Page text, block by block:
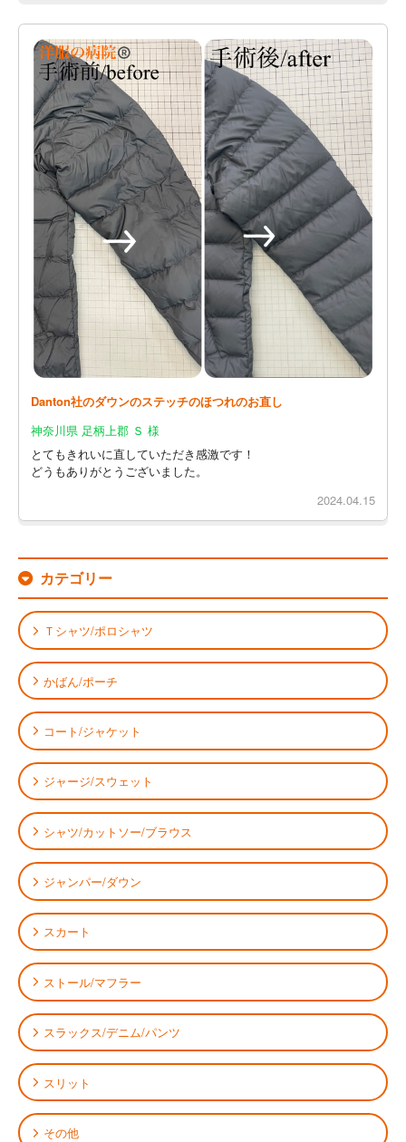
Danton社のダウンのステッチのほつれのお直し
神奈川県 足柄上郡 Ｓ 様
とてもきれいに直していただき感激です！
どうもありがとうございました。
2024.04.15
カテゴリー
Ｔシャツ/ポロシャツ
かばん/ポーチ
コート/ジャケット
ジャージ/スウェット
シャツ/カットソー/ブラウス
ジャンパー/ダウン
スカート
ストール/マフラー
スラックス/デニム/パンツ
スリット
その他